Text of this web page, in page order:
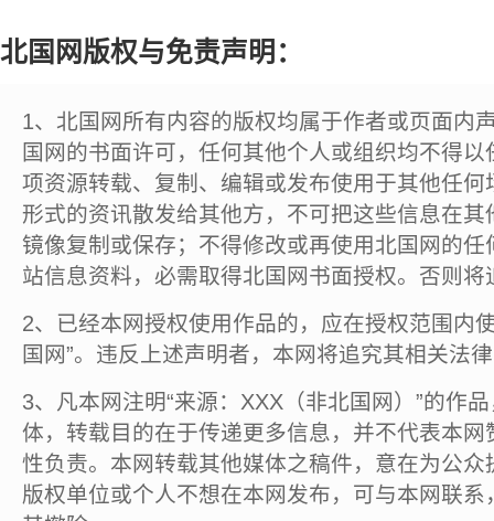
北国网版权与免责声明：
1、北国网所有内容的版权均属于作者或页面内
国网的书面许可，任何其他个人或组织均不得
项资源转载、复制、编辑或发布使用于其他任
形式的资讯散发给其他方，不可把这些信息在
镜像复制或保存；不得修改或再使用北国网的
站信息资料，必需取得北国网书面授权。否则将
2、已经本网授权使用作品的，应在授权范围内
国网”。违反上述声明者，本网将追究其相关法
3、凡本网注明“来源：XXX（非北国网）”的作
体，转载目的在于传递更多信息，并不代表本
性负责。本网转载其他媒体之稿件，意在为公
版权单位或个人不想在本网发布，可与本网联